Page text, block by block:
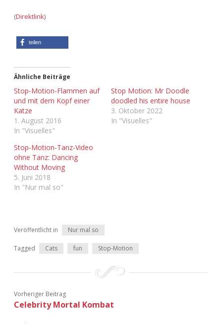
Adventskalender 2018
Adventskalender 2019
Adventskalender 2021
Adventskalender 2024
(Direktlink)
teilen
Ähnliche Beiträge
Stop-Motion-Flammen auf
und mit dem Kopf einer
Katze
1. August 2016
In "Visuelles"
Stop Motion: Mr Doodle
doodled his entire house
3. Oktober 2022
In "Visuelles"
Stop-Motion-Tanz-Video
ohne Tanz: Dancing
Without Moving
5. Juni 2018
In "Nur mal so"
Veröffentlicht in Nur mal so
Tagged Cats fun Stop-Motion
Vorheriger Beitrag
Celebrity Mortal Kombat